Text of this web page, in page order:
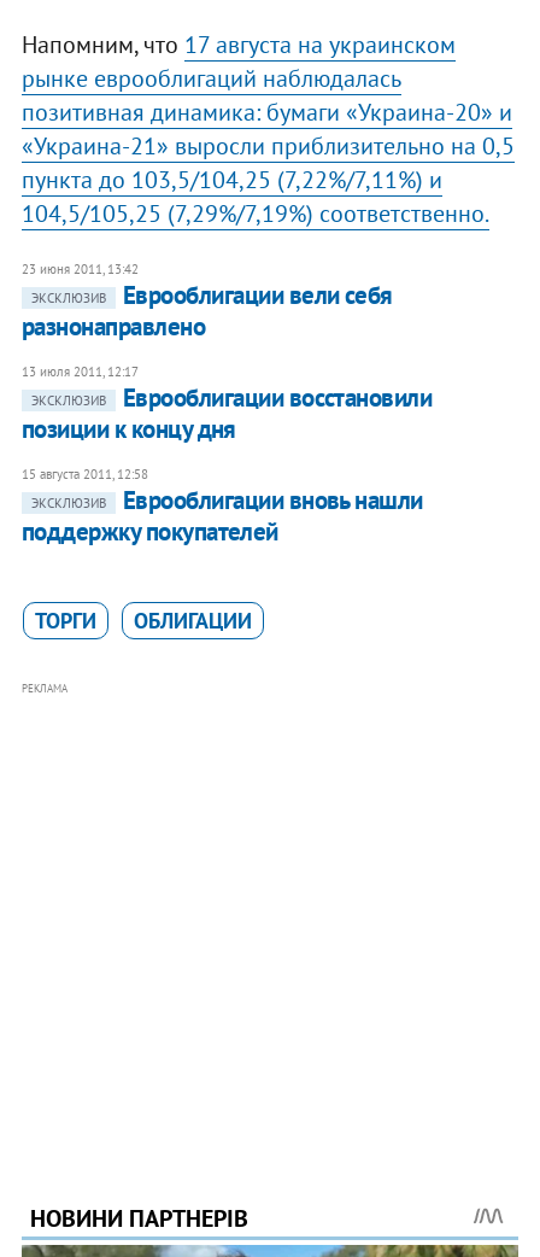
Напомним, что 17 августа на украинском
рынке еврооблигаций наблюдалась
позитивная динамика: бумаги «Украина-20» и
«Украина-21» выросли приблизительно на 0,5
пункта до 103,5/104,25 (7,22%/7,11%) и
104,5/105,25 (7,29%/7,19%) соответственно.
23 июня 2011, 13:42
ЭКСКЛЮЗИВ
Еврооблигации вели себя
разнонаправлено
13 июля 2011, 12:17
ЭКСКЛЮЗИВ
Еврооблигации восстановили
позиции к концу дня
15 августа 2011, 12:58
ЭКСКЛЮЗИВ
Еврооблигации вновь нашли
поддержку покупателей
ТОРГИ ОБЛИГАЦИИ
РЕКЛАМА